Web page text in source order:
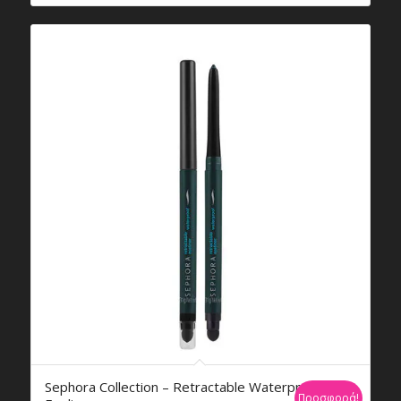
€16,35.
Sephora Collection – Retractable Waterproof
Προσφορά!